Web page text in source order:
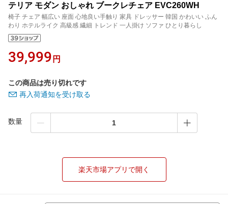
テリア モダン おしゃれ ブークレチェア EVC260WH
椅子 チェア 幅広い 座面 心地良い手触り 家具 ドレッサー 韓国 かわいい ふん
わり ホテルライク 高級感 繊細 トレンド 一人掛け ソファ ひとり暮らし
39,999 円
この商品は売り切れです
再入荷通知を受け取る
数量
楽天市場アプリで開く